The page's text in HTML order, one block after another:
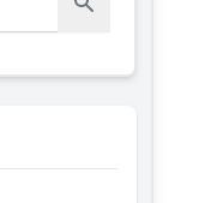
Rechercher